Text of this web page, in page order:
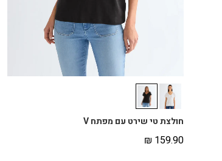
חולצת טי שירט עם מפתח V
₪ 159.90